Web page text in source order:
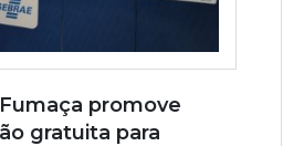
promove
gratuita para